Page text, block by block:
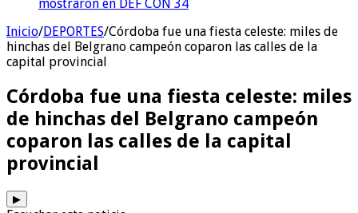
mostraron en DEF CON 34
Inicio/DEPORTES/Córdoba fue una fiesta celeste: miles de
hinchas del Belgrano campeón coparon las calles de la
capital provincial
Córdoba fue una fiesta celeste: miles
de hinchas del Belgrano campeón
coparon las calles de la capital
provincial
▶